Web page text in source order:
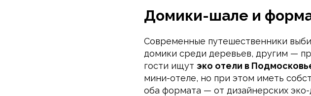
Домики-шале и
Современные путешественники
домики среди деревьев, другим —
гости ищут эко отели в
мини-отеле, но при этом иметь
оба формата — от дизайнерских